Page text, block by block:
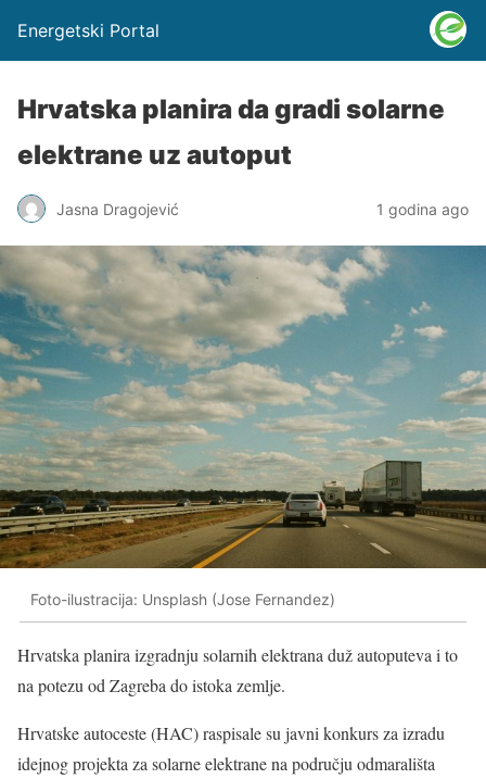
Energetski Portal
Hrvatska planira da gradi solarne
elektrane uz autoput
Jasna Dragojević 1 godina ago
Foto-ilustracija: Unsplash (Jose Fernandez)
Hrvatska planira izgradnju solarnih elektrana duž autoputeva i to
na potezu od Zagreba do istoka zemlje.
Hrvatske autoceste (HAC) raspisale su javni konkurs za izradu
idejnog projekta za solarne elektrane na području odmarališta